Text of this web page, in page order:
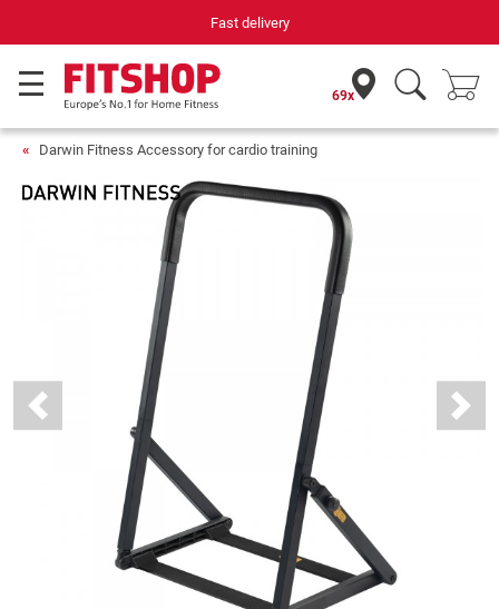
Fast delivery
69x
Darwin Fitness Accessory for cardio training
Previous Next